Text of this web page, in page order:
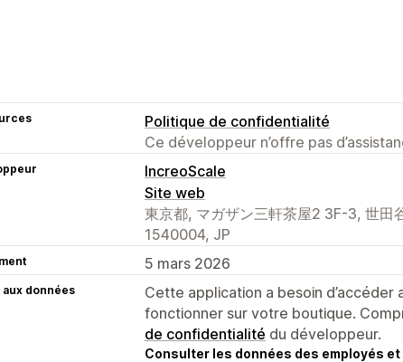
Politique de confidentialité
Ce développeur n’offre pas
IncreoScale
Site web
東京都, マガザン三軒茶屋2 3F-3, 世田
1540004, JP
5 mars 2026
données
Cette application a besoin d’accéder
fonctionner sur votre boutique.
de confidentialité du développeur.
Consulter les données des employés